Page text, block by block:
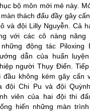
bộ môn mới mẻ này.
thách đấu đầy gây
và đội Lilly Nguyễn. Cả
với các cô nàng năng
động tác Piloxing
dẫn của huấn
người Thụy Điển.
đầu không kém gây cấn
đội Chi Pu và đội
viên của hai đội thi
hiến những màn